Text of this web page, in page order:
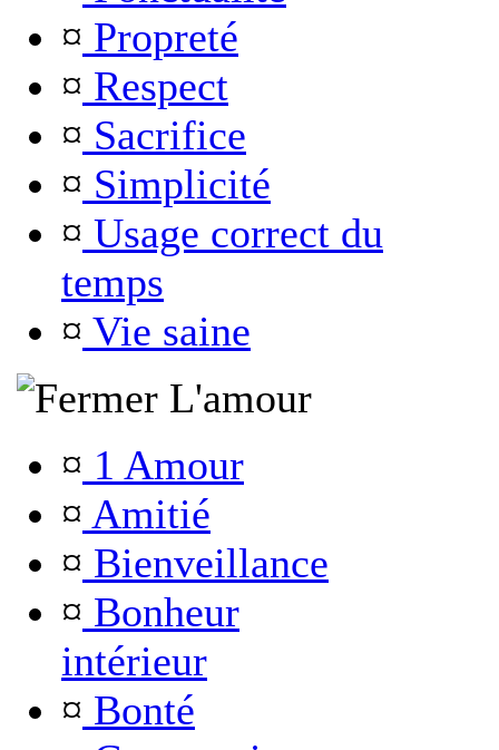
¤ Propreté
¤ Respect
¤ Sacrifice
¤ Simplicité
¤ Usage correct du
temps
¤ Vie saine
L'amour
¤ 1 Amour
¤ Amitié
¤ Bienveillance
¤ Bonheur
intérieur
¤ Bonté